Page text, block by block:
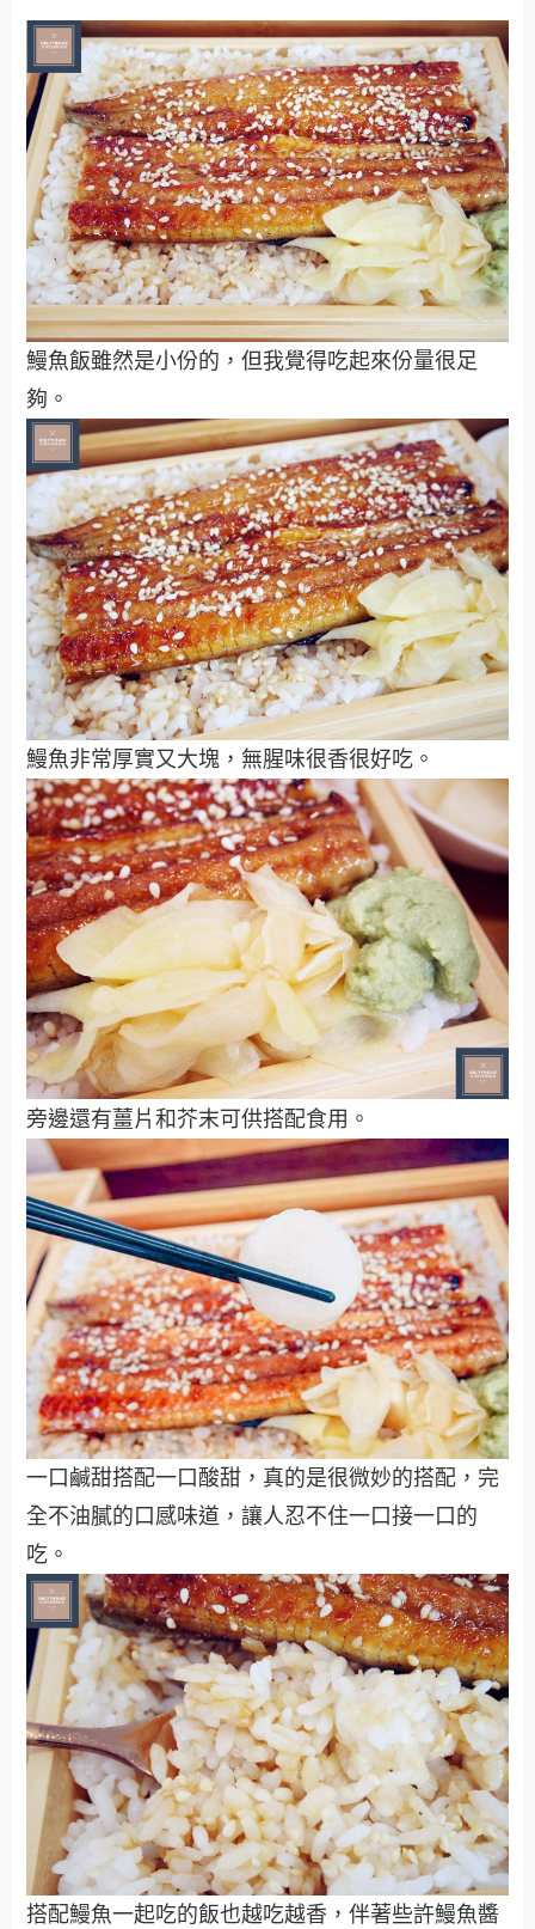
鰻魚飯雖然是小份的，但我覺得吃起來份量很足
夠。
鰻魚非常厚實又大塊，無腥味很香很好吃。
旁邊還有薑片和芥末可供搭配食用。
一口鹹甜搭配一口酸甜，真的是很微妙的搭配，完
全不油膩的口感味道，讓人忍不住一口接一口的
吃。
搭配鰻魚一起吃的飯也越吃越香，伴著些許鰻魚醬